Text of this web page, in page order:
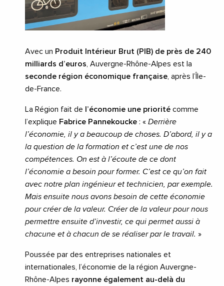
Avec un Produit Intérieur Brut (PIB) de près de 240
milliards d’euros, Auvergne-Rhône-Alpes est la
seconde région économique française, après l’Île-
de-France.
La Région fait de l’économie une priorité comme
l’explique Fabrice Pannekoucke : « Derrière
l’économie, il y a beaucoup de choses. D’abord, il y a
la question de la formation et c’est une de nos
compétences. On est à l’écoute de ce dont
l’économie a besoin pour former. C’est ce qu’on fait
avec notre plan ingénieur et technicien, par exemple.
Mais ensuite nous avons besoin de cette économie
pour créer de la valeur. Créer de la valeur pour nous
permettre ensuite d’investir, ce qui permet aussi à
chacune et à chacun de se réaliser par le travail. »
Poussée par des entreprises nationales et
internationales, l’économie de la région Auvergne-
Rhône-Alpes rayonne également au-delà du